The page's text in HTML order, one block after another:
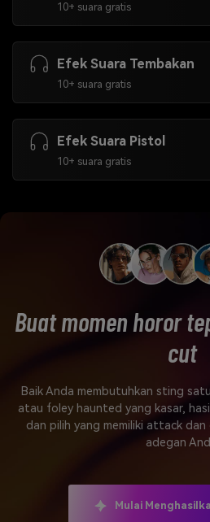
10+ suara gratis
Efek Suara Tembakan
10+ suara gratis
Efek Suara Pistol
10+ suara gratis
Buat momen horor
cut
Baik Anda membutuhkan sting
atau foley haunted yang kasar,
dan pilih yang memiliki attack
adegan
Mulai